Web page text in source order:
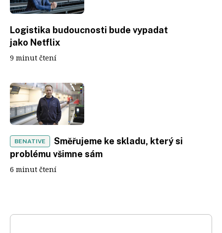
Logistika budoucnosti bude vypadat
jako Netflix
9 minut čtení
BENATIVE
Směřujeme ke skladu, který si
problému všimne sám
6 minut čtení